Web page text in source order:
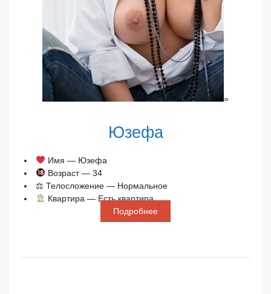
»
Юзефа
Имя — Юзефа
Возраст — 34
⚖ Телосложение — Нормальное
Квартира — Есть квартира
Подробнее